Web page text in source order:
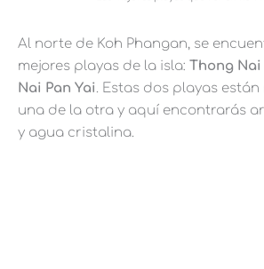
Al norte de Koh Phangan, se
mejores playas de la isla: Thong Nai
Nai Pan Yai. Estas dos playas
una de la otra y aquí encontrarás
y agua cristalina.